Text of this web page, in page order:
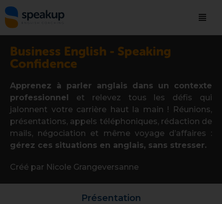
Business English - Speaking
Confidence
Apprenez à parler anglais dans un contexte
professionnel
et relevez tous les défis qui
jalonnent votre carrière haut la main ! Réunions,
présentations, appels téléphoniques, rédaction de
mails, négociation et même voyage d’affaires :
gérez ces situations en anglais, sans stresser.
Créé par Nicole Grangeversanne
Présentation